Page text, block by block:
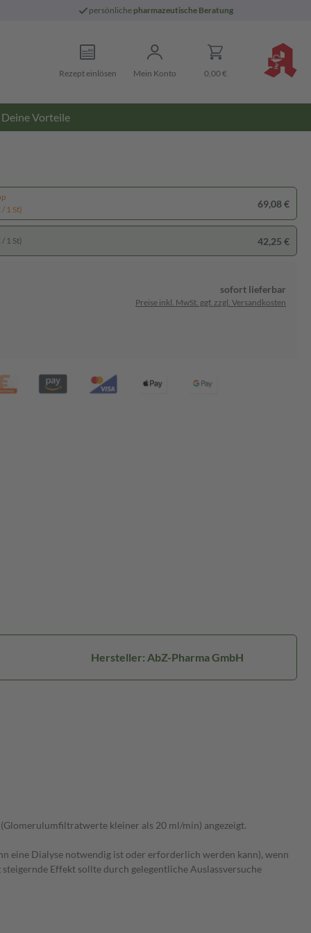
persönliche pharmazeutische Beratung
Rezept einlösen Mein Konto 0,00 €
Deine Vorteile
1 St)
69,08 €
1 St) 42,25 €
sofort lieferbar
Preise inkl. MwSt. ggf. zzgl. Versandkosten
Hersteller: AbZ-Pharma GmbH
kleiner als 20 ml/min) angezeigt.
Dialyse notwendig ist oder erforderlich werden kann), wenn
Effekt sollte durch gelegentliche Auslassversuche